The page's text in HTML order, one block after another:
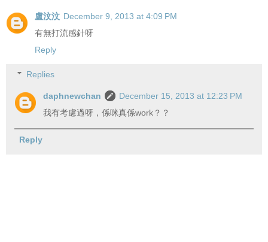
盧汶汶 December 9, 2013 at 4:09 PM
有無打流感針呀
Reply
Replies
daphnewchan
December 15, 2013 at 12:23 PM
我有考慮過呀，係咪真係work？？
Reply